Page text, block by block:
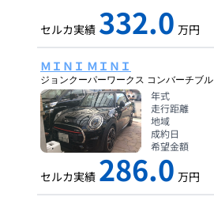
セルカ実績 332.0 万円
ＭＩＮＩ ＭＩＮＩ
ジョンクーパーワークス コンバーチブル
年式
走行距離
地域
成約日
希望金額
セルカ実績 286.0 万円